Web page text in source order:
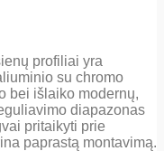
profiliai yra
su chromo
bei išlaiko modernų,
diapazonas
pritaikyti prie
paprastą montavimą.